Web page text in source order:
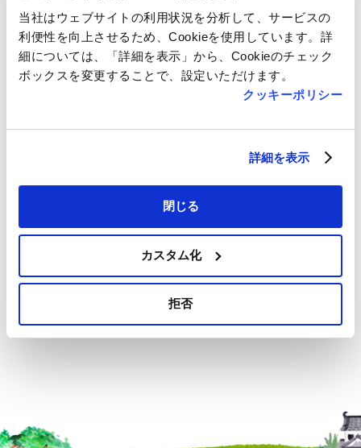
当社はウェブサイトの利用状況を分析して、サービスの
利便性を向上させるため、Cookieを使用しています。詳
細については、「詳細を表示」から、Cookieのチェック
ボックスを変更することで、設定いただけます。
クッキーポリシー
詳細を表示
閉じる
カスタム化
拒否
Back